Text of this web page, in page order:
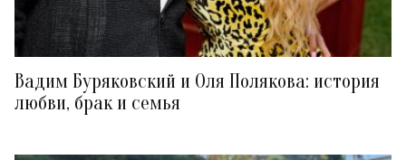
Вадим Буряковский и Оля Полякова: история
любви, брак и семья